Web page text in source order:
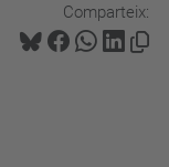
Comparteix: